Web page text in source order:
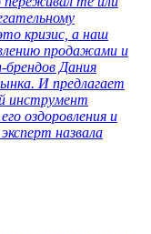
кризис, а наш
продажами и
брендов Дания
И предлагает
инструмент
оздоровления и
назвала